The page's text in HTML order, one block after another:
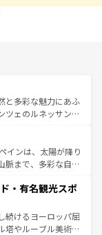
と多彩な魅力にあふ
ツェのルネッサンス
マルフィ海岸の絶
の合間には、本場の
理を堪能することも
い旅をしてみよう！
インは、太陽が降り
脈まで、多彩な自然
ラメンコ、熱気あふ
の一部となってい
気や、バルセロナの
代ローマ遺跡や中世
・有名観光スポ
続けるヨーロッパ屈
塔やルーブル美術館